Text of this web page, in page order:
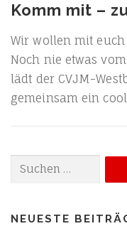
Komm mit –
Wir wol­len mit euch
Noch nie etwas
lädt der CVJM-
gemein­sam ein
nach:
NEUESTE